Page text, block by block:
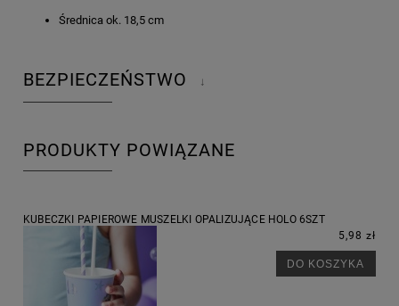
Średnica ok. 18,5 cm
BEZPIECZEŃSTWO ↓
PRODUKTY POWIĄZANE
KUBECZKI PAPIEROWE MUSZELKI OPALIZUJĄCE HOLO 6SZT
5,98 zł
DO KOSZYKA